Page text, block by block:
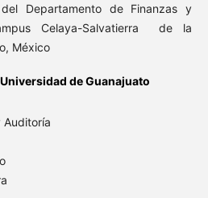
Departamento de Finanzas y
Celaya-Salvatierra de la
México
Universidad de Guanajuato
Auditoría